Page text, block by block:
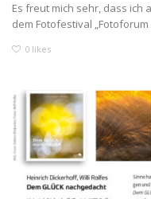
Es freut mich sehr, dass ich
dem Fotofestival „Fotoforum
0 likes